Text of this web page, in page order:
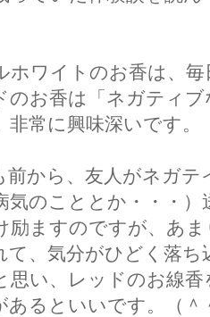
ホワイトのお香は、
のお香は「ネガティ
非常に興味深いです。
前から、友人がネガ
気のこととか・・・
励ますのですが、あ
て、気分がひどく落
思い、レッドのお線
あるといいです。（＾